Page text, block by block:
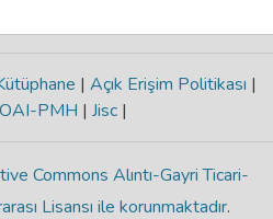
| Açık Erişim Politikası |
OAI-PMH | Jisc |
Commons Alıntı-Gayri Ticari-
Lisansı ile korunmaktadır.